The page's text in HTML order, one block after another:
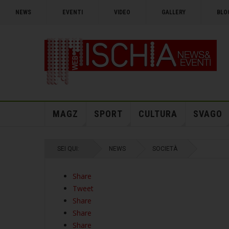
NEWS EVENTI VIDEO GALLERY
MAGZ SPORT CULTURA SVAGO
SEI QUI: NEWS SOCIETÀ
Share
Tweet
Share
Share
Share